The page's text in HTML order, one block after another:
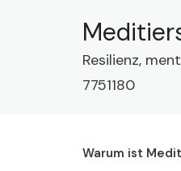
Resilienz,
7751180
Warum ist